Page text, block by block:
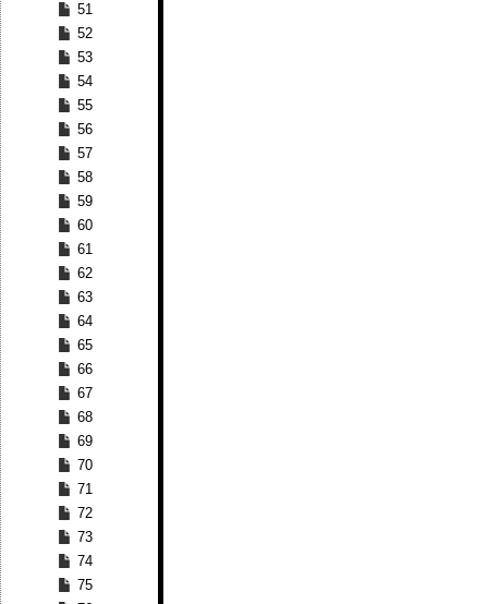
51
52
53
54
55
56
57
58
59
60
61
62
63
64
65
66
67
68
69
70
71
72
73
74
75